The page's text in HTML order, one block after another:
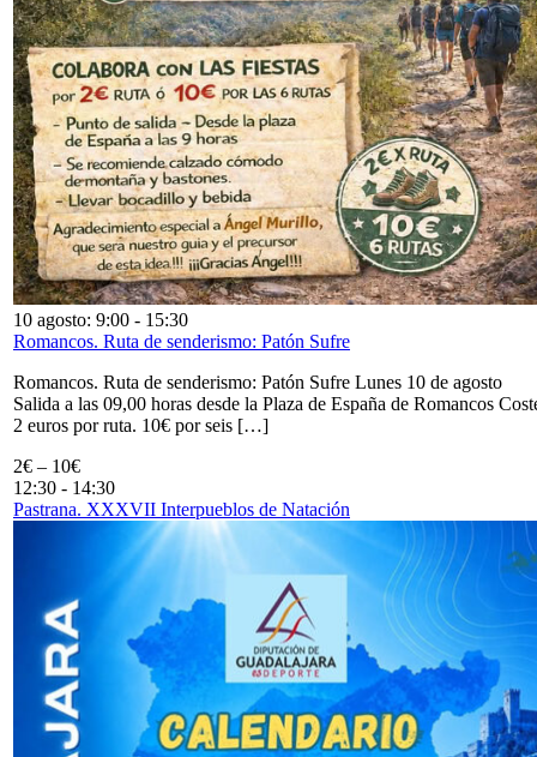
10 agosto: 9:00 - 15:30
Romancos. Ruta de senderismo: Patón Sufre
Romancos. Ruta de senderismo: Patón Sufre Lunes 10 de agosto
Salida a las 09,00 horas desde la Plaza de España de Romancos
2 euros por ruta. 10€ por seis […]
2€ – 10€
12:30 - 14:30
Pastrana. XXXVII Interpueblos de Natación